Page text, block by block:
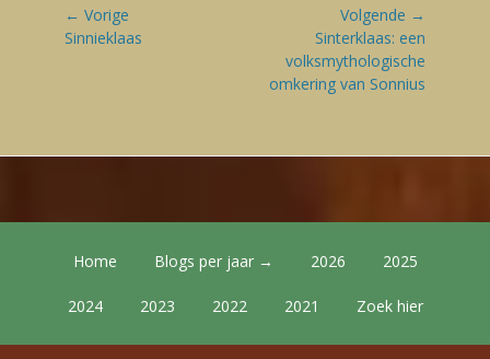
Bericht
navigatie
← Vorige
Vorige
Sinnieklaas
Volgende →
Sinterklaas: een
volksmythologische
omkering van Sonnius
Footer Menu
content
Home Blogs per jaar → 2026 2025
2024 2023 2022 2021 Zoek hier